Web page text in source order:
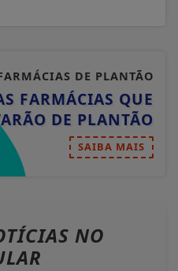
DE PLANTÃO
FARMÁCIAS QUE
DE PLANTÃO
SAIBA MAIS
NO